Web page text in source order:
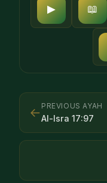
▶ 📖
← PREVIOUS AYAH
Al-Isra 17:97